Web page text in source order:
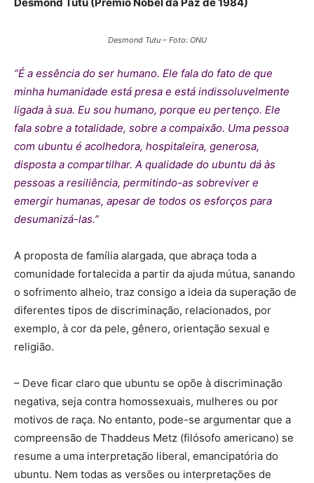
Desmond Tutu – Foto: ONU
“É a essência do ser humano. Ele fala do fato de que
minha humanidade está presa e está indissoluvelmente
ligada à sua. Eu sou humano, porque eu pertenço. Ele
fala sobre a totalidade, sobre a compaixão. Uma pessoa
com ubuntu é acolhedora, hospitaleira, generosa,
disposta a compartilhar. A qualidade do ubuntu dá às
pessoas a resiliência, permitindo-as sobreviver e
emergir humanas, apesar de todos os esforços para
desumanizá-las.”
A proposta de família alargada, que abraça toda a
comunidade fortalecida a partir da ajuda mútua, sanando
o sofrimento alheio, traz consigo a ideia da superação de
diferentes tipos de discriminação, relacionados, por
exemplo, à cor da pele, gênero, orientação sexual e
religião.
– Deve ficar claro que ubuntu se opõe à discriminação
negativa, seja contra homossexuais, mulheres ou por
motivos de raça. No entanto, pode-se argumentar que a
compreensão de Thaddeus Metz (filósofo americano) se
resume a uma interpretação liberal, emancipatória do
ubuntu. Nem todas as versões ou interpretações de